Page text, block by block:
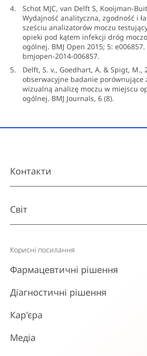
Schot MJC, van Delft S, Kooijman-
Wydajność analityczna, zgodność i
sześciu analizatorów moczu
opieki pod kątem infekcji dróg
ogólnej. BMJ Open 2015; 5:
bmjopen-2014-006857.
Delft, S. v., Goedhart, A. & Spigt, M.,
obserwacyjne badanie porównujące
wizualną analizę moczu w miejscu
ogólnej. BMJ Journals, 6 (8).
Контакти
Світ
Корисні посилання
Фармацевтичні рішення
Діагностичні рішення
Кар'єра
Медіа